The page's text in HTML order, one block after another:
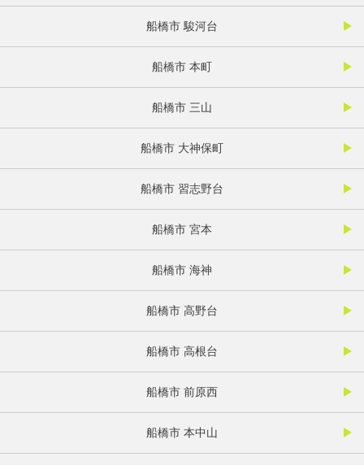
船橋市 駿河台
船橋市 本町
船橋市 三山
船橋市 大神保町
船橋市 習志野台
船橋市 宮本
船橋市 海神
船橋市 高野台
船橋市 高根台
船橋市 前原西
船橋市 本中山